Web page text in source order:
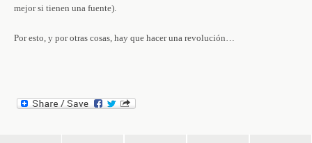
mejor si tienen una fuente).
Por esto, y por otras cosas, hay que hacer una revolución…